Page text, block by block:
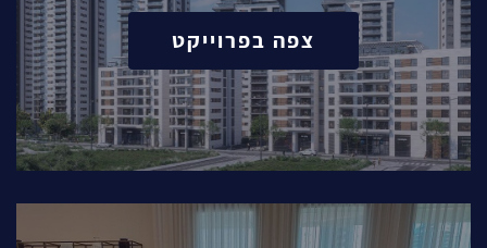
צפה בפרוייקט